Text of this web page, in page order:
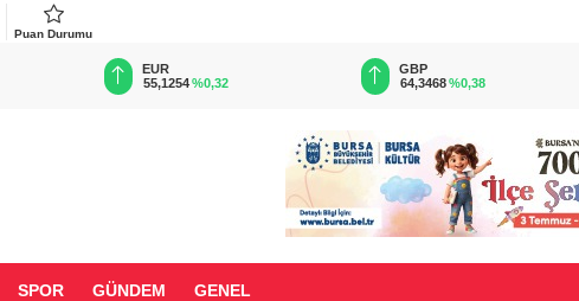
Puan Durumu
EUR
55,1254%0,32
GBP
64,3468 %0,38
SPOR GÜNDEM GENEL